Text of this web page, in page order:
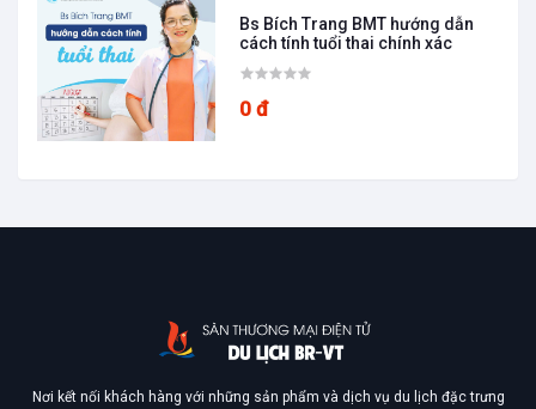
Bs Bích Trang BMT hướng dẫn
cách tính tuổi thai chính xác
0 đ
Nơi kết nối khách hàng với những sản phẩm và dịch vụ du lịch đặc trưng